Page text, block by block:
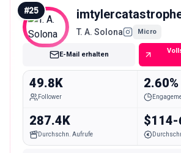
Followern.
#25
T. A. Solona Micro
E-Mail erhalten
49.8K
Follower
2.60%
287.4K
Durchschn. Aufrufe
$114-